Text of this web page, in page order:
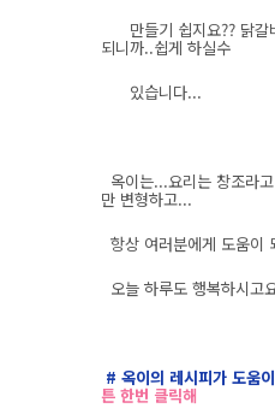
만들기 쉽지요?? 닭갈
되니까..쉽게 하실수
있습니다...
옥이는...요리는 창조라
만 변형하고...
항상 여러분에게 도움이
오늘 하루도 행복하시고
# 옥이의 레시피가 도움
튼 한번 클릭해